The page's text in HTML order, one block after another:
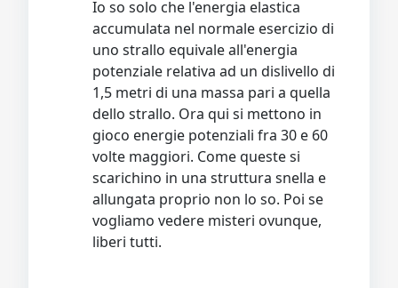
Io so solo che l'energia elastica
accumulata nel normale esercizio di
uno strallo equivale all'energia
potenziale relativa ad un dislivello di
1,5 metri di una massa pari a quella
dello strallo. Ora qui si mettono in
gioco energie potenziali fra 30 e 60
volte maggiori. Come queste si
scarichino in una struttura snella e
allungata proprio non lo so. Poi se
vogliamo vedere misteri ovunque,
liberi tutti.